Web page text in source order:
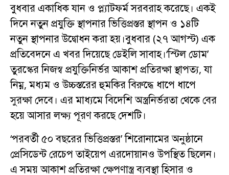
বুধবার একাধিক যান ও প্ল্যাটফর্ম সরবরাহ করেছে। একই
দিনে নতুন প্রযুক্তি স্থাপনার ভিত্তিপ্রস্তর স্থাপন ও ১৪টি
নতুন স্থাপনার উদ্বোধন করা হয়।বুধবার (২৭ আগস্ট) এক
প্রতিবেদনে এ খবর দিয়েছে ডেইলি সাবাহ।‘স্টিল ডোম’
তুরস্কের নিজস্ব প্রযুক্তিনির্ভর আকাশ প্রতিরক্ষা স্থাপত্য, যা
নিম্ন, মধ্যম ও উচ্চস্তরের হুমকির বিরুদ্ধে ধাপে ধাপে
সুরক্ষা দেবে। এর মাধ্যমে বিদেশি অস্ত্রনির্ভরতা থেকে বের
হয়ে আসার লক্ষ্য পূরণ করছে দেশটি।
‘পরবর্তী ৫০ বছরের ভিত্তিপ্রস্তর’ শিরোনামের অনুষ্ঠানে
প্রেসিডেন্ট রেচেপ তাইয়েপ এরদোয়ানও উপস্থিত ছিলেন।
এ সময় আকাশ প্রতিরক্ষা ক্ষেপণাস্ত্র ব্যবস্থা হিসার ও